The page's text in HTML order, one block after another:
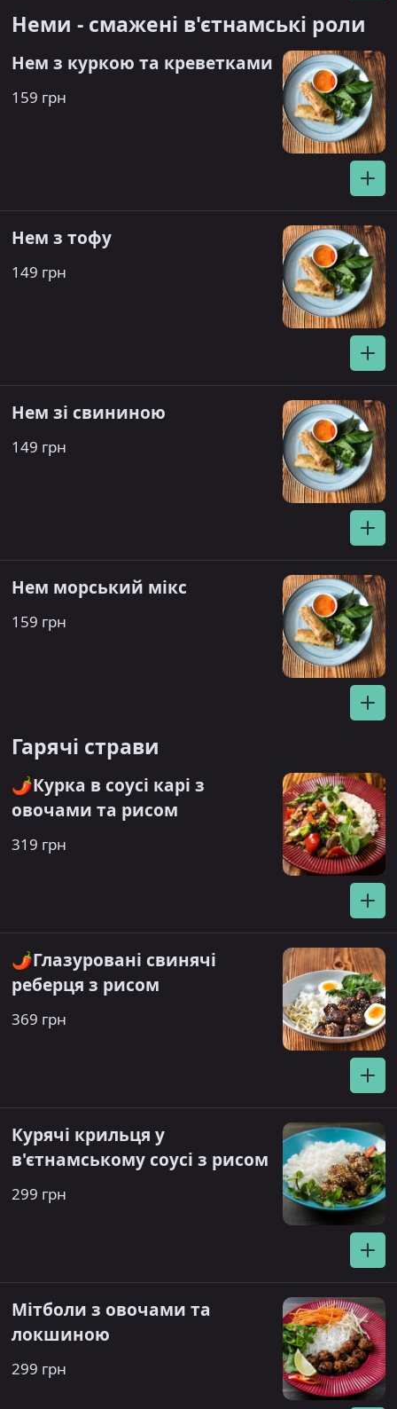
Неми - смажені в'єтнамські роли
Нем з куркою та креветками
159 грн
Нем з тофу
149 грн
Нем зі свининою
149 грн
Нем морський мікс
159 грн
Гарячі страви
🌶️Курка в соусі карі з
овочами та рисом
319 грн
🌶️Глазуровані свинячі
реберця з рисом
369 грн
Курячі крильця у
в'єтнамському соусі з рисом
299 грн
Мітболи з овочами та
локшиною
299 грн